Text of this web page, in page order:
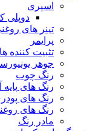
اسپری
دوپلی
تینر های
پرایمر
تثبیت کننده ها
جوهر
رنگ چوب
رنگ‌ های پایه
رنگ های
رنگ‌ های
مادر رنگ